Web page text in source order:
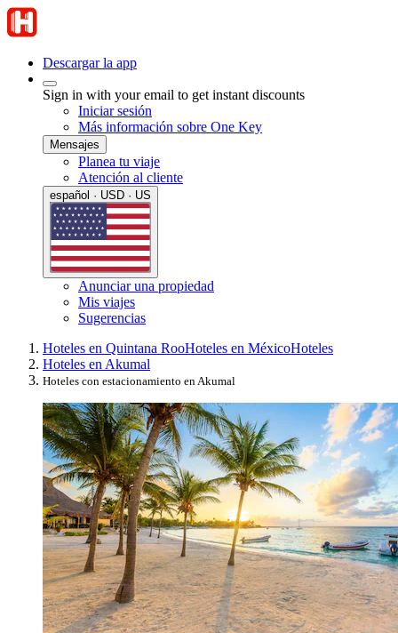
Descargar la app
Sign in with your email to get instant discounts
Iniciar sesión
Más información sobre One Key
Mensajes
Planea tu viaje
Atención al cliente
español · USD · US
Anunciar una propiedad
Mis viajes
Sugerencias
Hoteles en Quintana RooHoteles en MéxicoHoteles
Hoteles en Akumal
Hoteles con estacionamiento en Akumal